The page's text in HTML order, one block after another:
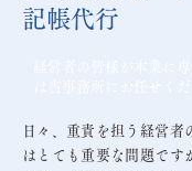
記帳代行
日々、重責を担う経営者
はとても重要な問題です